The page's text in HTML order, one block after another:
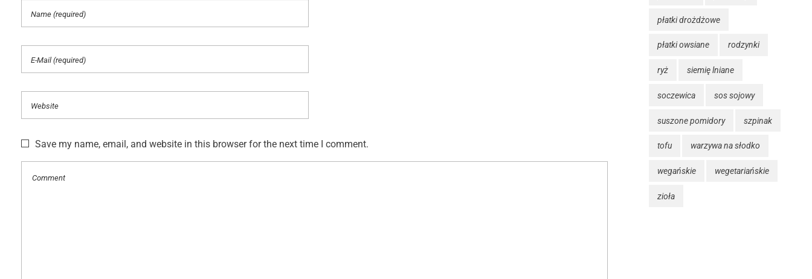
Save my name, email, and website in this browser for the next time I comment.
płatki drożdżowe
płatki owsiane rodzynki
ryż siemię lniane
soczewica sos sojowy
suszone pomidory szpinak
tofu warzywa na słodko
wegańskie wegetariańskie
zioła